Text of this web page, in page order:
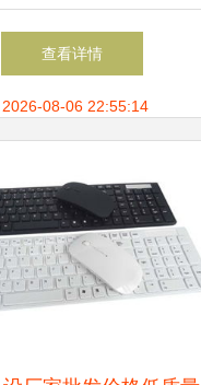
本导购与配件指南
查看详情
08-06 22:55:14